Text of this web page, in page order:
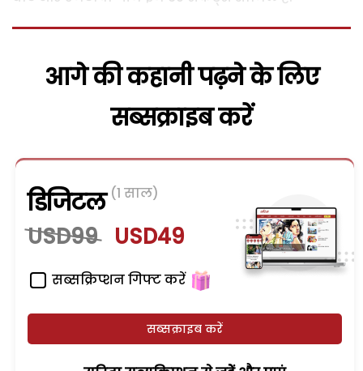
आगे की कहानी पढ़ने के लिए
सब्सक्राइब करें
डिजिटल (1 साल)
USD99 USD49
सब्सक्रिप्शन गिफ्ट करें
सब्सक्राइब करें